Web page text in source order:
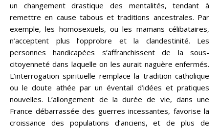
un changement drastique des mentalités, tendant à
remettre en cause tabous et traditions ancestrales. Par
exemple, les homosexuels, ou les mamans célibataires,
n’acceptent plus l’opprobre et la clandestinité. Les
personnes handicapées s’affranchissent de la sous-
citoyenneté dans laquelle on les aurait naguère enfermés.
L’interrogation spirituelle remplace la tradition catholique
ou le doute athée par un éventail d’idées et pratiques
nouvelles. L’allongement de la durée de vie, dans une
France débarrassée des guerres incessantes, favorise la
croissance des populations d’anciens, et de plus de